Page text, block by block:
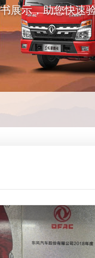
展示，助您快速